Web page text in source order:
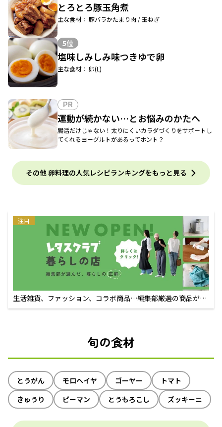
とろとろ豚玉角煮
主な食材： 豚バラかたまり肉 / 玉ねぎ
5位
塩味しみしみ味つきゆで卵
主な食材： 卵(L)
PR
運動が続かない…とお悩みのかたへ
腸活だけじゃない！太りにくいカラダづくりをサポートし
てくれるヨーグルトがあるってホント？
その他 卵料理の人気レシピランキングをもっと見る
注目
生活雑貨、ファッション、コラボ商品…編集部厳選の商品が買
えるECサイト
旬の食材
とうがん モロヘイヤ ゴーヤー
トマト
きゅうり
ピーマン とうもろこし ズッキーニ